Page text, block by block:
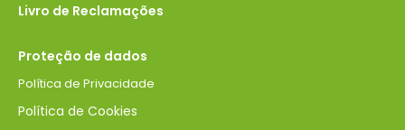
Livro de Reclamações
Proteção de dados
Política de Privacidade
Política de Cookies